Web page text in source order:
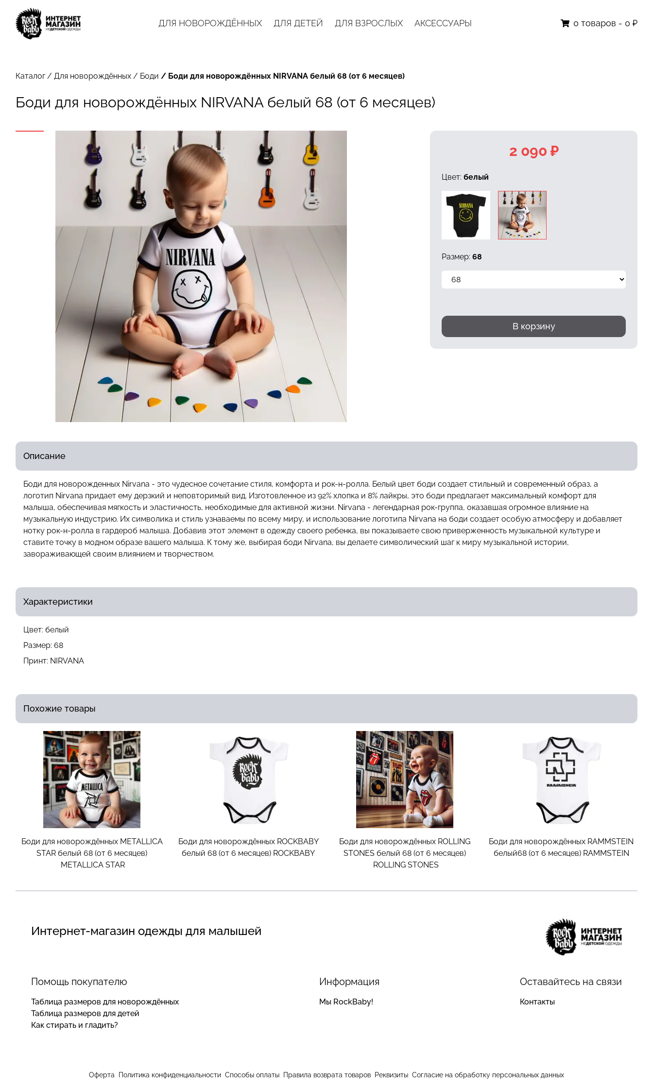
ДЛЯ НОВОРОЖДЁННЫХ ДЛЯ ДЕТЕЙ ДЛЯ ВЗРОСЛЫХ АКСЕССУАРЫ 0 товаров - 0 ₽
Каталог/ Для новорождённых / Боди / Боди для новорождённых NIRVANA белый 68 (от 6 месяцев)
Боди для новорождённых NIRVANA белый 68 (от 6 месяцев)
2 090 ₽
Цвет:белый
Размер:68
В корзину
Описание
Боди для новорожденных Nirvana - это чудесное сочетание стиля, комфорта и рок-н-ролла. Белый цвет боди создает стильный и современный образ, а
логотип Nirvana придает ему дерзкий и неповторимый вид. Изготовленное из 92% хлопка и 8% лайкры, это боди предлагает максимальный комфорт для
малыша, обеспечивая мягкость и эластичность, необходимые для активной жизни. Nirvana - легендарная рок-группа, оказавшая огромное влияние на
музыкальную индустрию. Их символика и стиль узнаваемы по всему миру, и использование логотипа Nirvana на боди создает особую атмосферу и добавляет
нотку рок-н-ролла в гардероб малыша. Добавив этот элемент в одежду своего ребенка, вы показываете свою приверженность музыкальной культуре и
ставите точку в модном образе вашего малыша. К тому же, выбирая боди Nirvana, вы делаете символический шаг к миру музыкальной истории,
завораживающей своим влиянием и творчеством.
Характеристики
Цвет: белый
Размер: 68
Принт: NIRVANA
Похожие товары
Боди для новорождённых METALLICA
STAR белый 68 (от 6 месяцев)
METALLICA STAR
Боди для новорождённых ROCKBABY
белый 68 (от 6 месяцев) ROCKBABY
Боди для новорождённых ROLLING
STONES белый 68 (от 6 месяцев)
ROLLING STONES
Боди для новорождённых RAMMSTEIN
белый68 (от 6 месяцев) RAMMSTEIN
Интернет-магазин одежды для малышей
Помощь покупателю
Таблица размеров для новорождённых
Таблица размеров для детей
Как стирать и гладить?
Информация
Мы RockBaby!
Оставайтесь на связи
Контакты
Оферта Политика конфиденциальности Способы оплаты Правила возврата товаров Реквизиты Согласие на обработку персональных данных